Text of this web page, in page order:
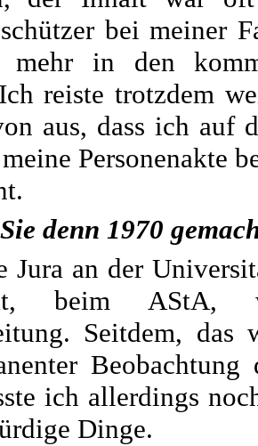
bei meiner
in den
reiste trotzdem
aus, dass ich auf
Personenakte
denn 1970
Jura an der
beim AStA,
Seitdem,
Beobachtung
ich allerdings
Dinge.